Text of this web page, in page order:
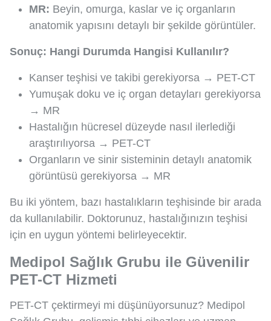
MR: Beyin, omurga, kaslar ve iç organların
anatomik yapısını detaylı bir şekilde görüntüler.
Sonuç: Hangi Durumda Hangisi Kullanılır?
Kanser teşhisi ve takibi gerekiyorsa → PET-CT
Yumuşak doku ve iç organ detayları gerekiyorsa
→ MR
Hastalığın hücresel düzeyde nasıl ilerlediği
araştırılıyorsa → PET-CT
Organların ve sinir sisteminin detaylı anatomik
görüntüsü gerekiyorsa → MR
Bu iki yöntem, bazı hastalıkların teşhisinde bir arada
da kullanılabilir. Doktorunuz, hastalığınızın teşhisi
için en uygun yöntemi belirleyecektir.
Medipol Sağlık Grubu ile Güvenilir
PET-CT Hizmeti
PET-CT çektirmeyi mi düşünüyorsunuz? Medipol